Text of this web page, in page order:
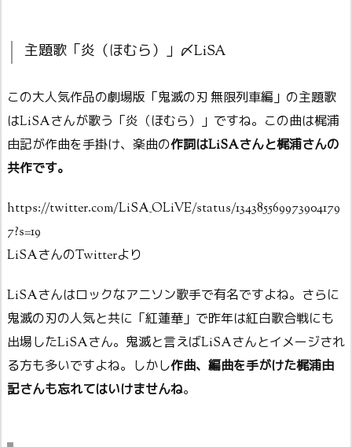
主題歌「炎（ほむら）」〆LiSA
この大人気作品の劇場版「鬼滅の刃 無限列車編」の主題歌
はLiSAさんが歌う「炎（ほむら）」ですね。この曲は梶浦
由記が作曲を手掛け、楽曲の作詞はLiSAさんと梶浦さんの
共作です。
https://twitter.com/LiSA_OLiVE/status/134385569973904179
7?s=19
LiSAさんのTwitterより
LiSAさんはロックなアニソン歌手で有名ですよね。さらに
鬼滅の刃の人気と共に「紅蓮華」で昨年は紅白歌合戦にも
出場したLiSAさん。鬼滅と言えばLiSAさんとイメージされ
る方も多いですよね。しかし作曲、編曲を手がけた梶浦由
記さんも忘れてはいけませんね。